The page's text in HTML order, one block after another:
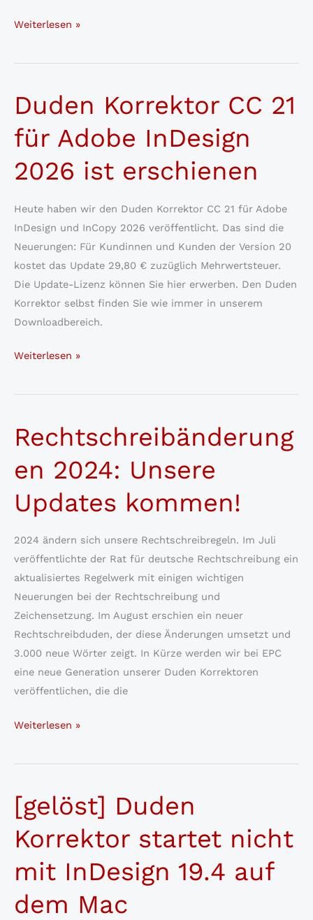
Kostenloses
für
Duden
Korrektor
für
InDesign/InCopy
Weiterlesen »
Duden Korrektor CC 21
für Adobe InDesign
2026 ist erschienen
Heute haben wir den Duden Korrektor CC 21 für Adobe
InDesign und InCopy 2026 veröffentlicht. Das sind die
Neuerungen: Für Kundinnen und Kunden der Version 20
kostet das Update 29,80 € zuzüglich Mehrwertsteuer.
Die Update-Lizenz können Sie hier erwerben. Den Duden
Korrektor selbst finden Sie wie immer in unserem
Downloadbereich.
Duden
CC
für
Adobe
InDesign
ist
Weiterlesen »
Rechtschreibänderung
en 2024: Unsere
Updates kommen!
2024 ändern sich unsere Rechtschreibregeln. Im Juli
veröffentlichte der Rat für deutsche Rechtschreibung ein
aktualisiertes Regelwerk mit einigen wichtigen
Neuerungen bei der Rechtschreibung und
Zeichensetzung. Im August erschien ein neuer
Rechtschreibduden, der diese Änderungen umsetzt und
3.000 neue Wörter zeigt. In Kürze werden wir bei EPC
eine neue Generation unserer Duden Korrektoren
veröffentlichen, die die
Rechtschreibänderungen
Unsere
kommen!
Weiterlesen »
[gelöst] Duden
Korrektor startet nicht
mit InDesign 19.4 auf
dem Mac